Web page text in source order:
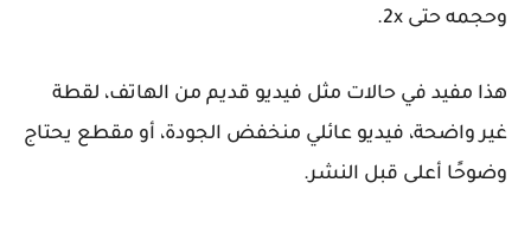
وحجمه حتى 2x.
هذا مفيد في حالات مثل فيديو قديم من الهاتف، لقطة
غير واضحة، فيديو عائلي منخفض الجودة، أو مقطع يحتاج
وضوحًا أعلى قبل النشر.